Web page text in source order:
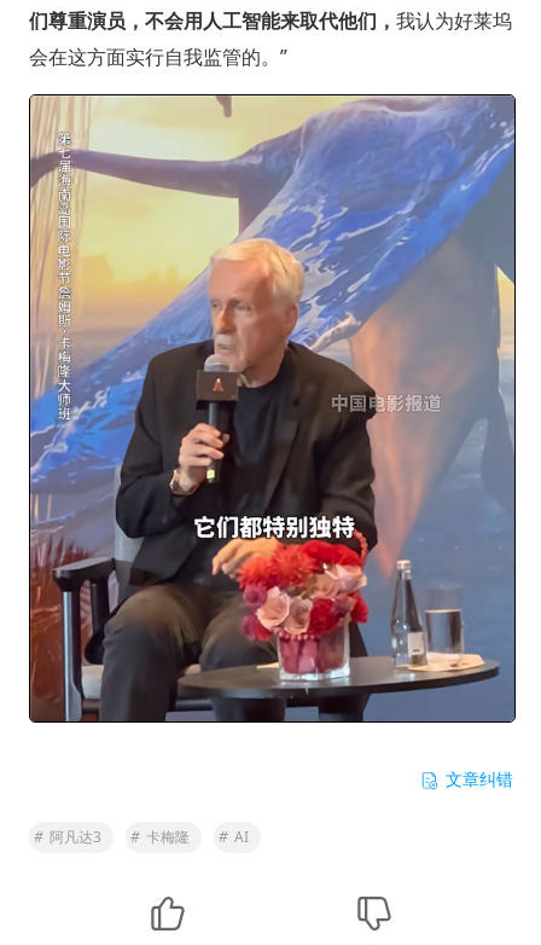
们尊重演员，不会用人工智能来取代他们， 我认为好莱坞
会在这方面实行自我监管的。”
文章纠错
# 阿凡达3 # 卡梅隆 # AI